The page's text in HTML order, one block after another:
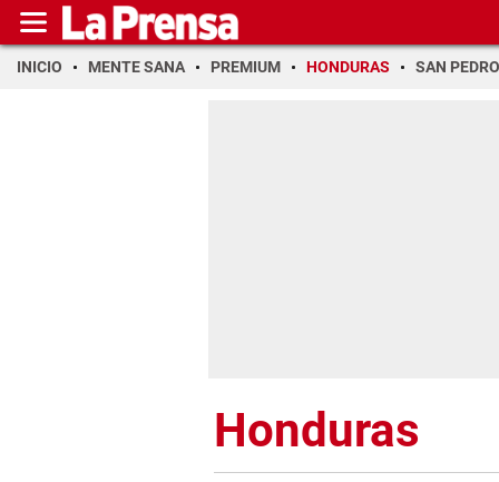
INICIO MENTE SANA PREMIUM HONDURAS SAN PEDRO
Honduras